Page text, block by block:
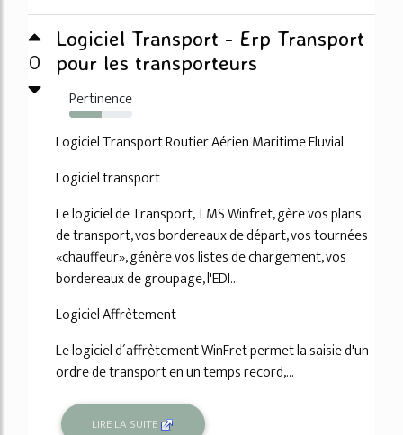
0
Logiciel Transport - Erp Transport
pour les transporteurs
Pertinence
52%
Logiciel Transport Routier Aérien Maritime Fluvial
Logiciel transport
Le logiciel de Transport, TMS Winfret, gère vos plans
de transport, vos bordereaux de départ, vos tournées
«chauffeur», génère vos listes de chargement, vos
bordereaux de groupage, l'EDI...
Logiciel Affrètement
Le logiciel d´affrètement WinFret permet la saisie d'un
ordre de transport en un temps record,...
LIRE LA SUITE